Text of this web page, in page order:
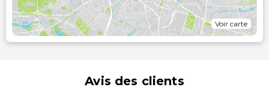
Voir carte
Avis des clients